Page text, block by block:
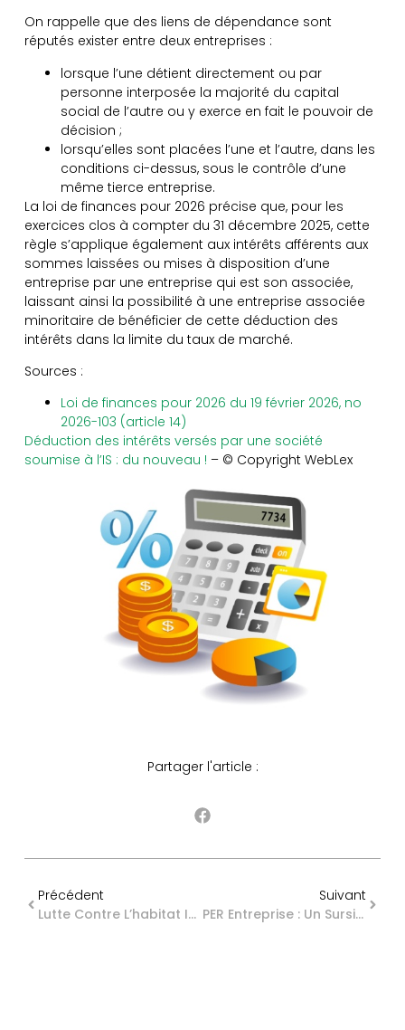
On rappelle que des liens de dépendance sont
réputés exister entre deux entreprises :
lorsque l’une détient directement ou par
personne interposée la majorité du capital
social de l’autre ou y exerce en fait le pouvoir de
décision ;
lorsqu’elles sont placées l’une et l’autre, dans les
conditions ci-dessus, sous le contrôle d’une
même tierce entreprise.
La loi de finances pour 2026 précise que, pour les
exercices clos à compter du 31 décembre 2025, cette
règle s’applique également aux intérêts afférents aux
sommes laissées ou mises à disposition d’une
entreprise par une entreprise qui est son associée,
laissant ainsi la possibilité à une entreprise associée
minoritaire de bénéficier de cette déduction des
intérêts dans la limite du taux de marché.
Sources :
Loi de finances pour 2026 du 19 février 2026, no
2026-103 (article 14)
Déduction des intérêts versés par une société
soumise à l’IS : du nouveau ! – © Copyright WebLex
Partager l'article :
Précédent
Lutte Contre L’habitat Indigne : De Nouveau Pour L’Outre-Mer
Suivant
PER Entreprise : Un Sursis Pour La Conformité